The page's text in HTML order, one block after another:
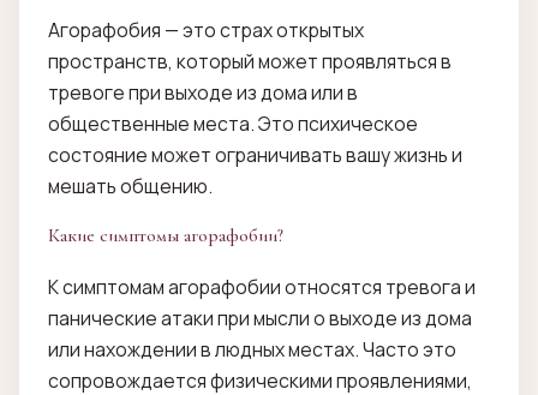
Агорафобия — это страх открытых
пространств, который может проявляться в
тревоге при выходе из дома или в
общественные места. Это психическое
состояние может ограничивать вашу жизнь и
мешать общению.
Какие симптомы агорафобии?
К симптомам агорафобии относятся тревога и
панические атаки при мысли о выходе из дома
или нахождении в людных местах. Часто это
сопровождается физическими проявлениями,